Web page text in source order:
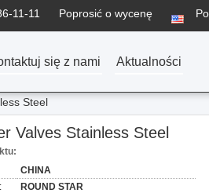
11-11 Poprosić o wycenę
się z nami Aktualności
Steel
Valves Stainless Steel
CHINA
ROUND STAR